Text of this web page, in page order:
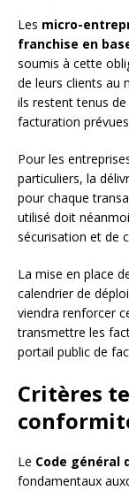
Les micro-
franchise en
soumis à cette
de leurs clients au
ils restent tenus
facturation
Pour les
particuliers, la
pour chaque
utilisé doit
sécurisation et de
La mise en place
calendrier de
viendra renforcer
transmettre les
portail public de
Critères
Le Code général
fondamentaux